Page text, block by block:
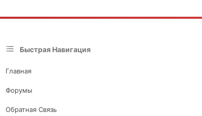
Быстрая Навигация
Главная
Форумы
Обратная Связь